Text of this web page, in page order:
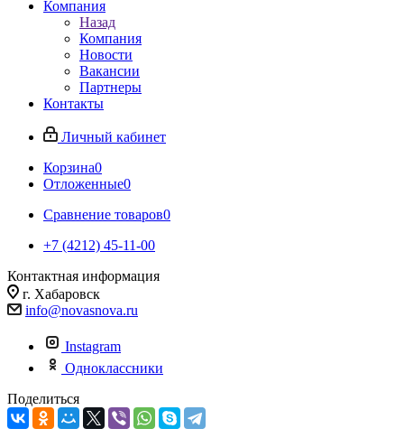
Компания
Назад
Компания
Новости
Вакансии
Партнеры
Контакты
Личный кабинет
Корзина0
Отложенные0
Сравнение товаров0
+7 (4212) 45-11-00
Контактная информация
г. Хабаровск
info@novasnova.ru
Instagram
Одноклассники
Поделиться